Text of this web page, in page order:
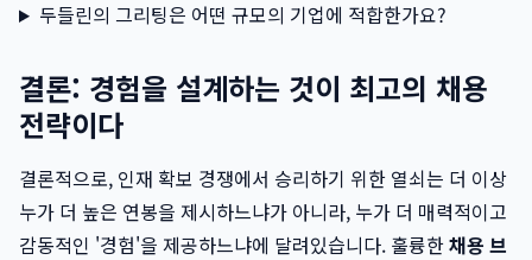
두들린의 그리팅은 어떤 규모의 기업에 적합한가요?
결론: 경험을 설계하는 것이 최고의 채용
전략이다
결론적으로, 인재 확보 경쟁에서 승리하기 위한 열쇠는 더 이상
누가 더 높은 연봉을 제시하느냐가 아니라, 누가 더 매력적이고
감동적인 '경험'을 제공하느냐에 달려있습니다. 훌륭한채용 브